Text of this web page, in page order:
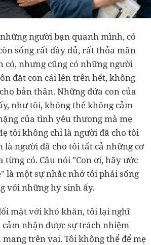
người bạn quanh mình, có
sống rất đầy đủ, rất thỏa mãn
có, nhưng cũng có những người
đặt con cái lên trên hết, không
bản thân. Những đứa con của
như tôi, không thể không cảm
của tình yêu thương mà mẹ
tôi không chỉ là người đã cho tôi
là người đã cho tôi tất cả những cơ
có. Câu nói "Con ơi, hãy ước
là một sự nhắc nhở tôi phải sống
với những hy sinh ấy.
mặt với khó khăn, tôi lại nghĩ
cảm nhận được sự trách nhiệm
trên vai. Tôi không thể để mẹ